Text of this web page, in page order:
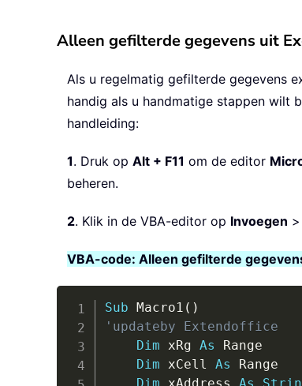
Alleen gefilterde gegevens uit
Als u regelmatig gefilterde gegevens
handig als u handmatige stappen wilt
handleiding:
1. Druk op Alt + F11 om de editor
beheren.
2. Klik in de VBA-editor op Invoegen >
VBA-code: Alleen gefilterde
Sub Macro1 ( )
'updateby Extendoffice
Dim xRg As Range
Dim xCell As Range